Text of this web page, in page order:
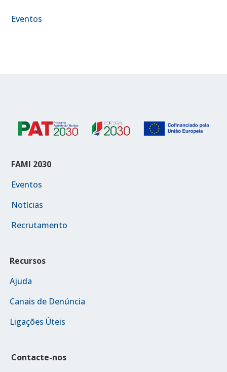
Eventos
FAMI 2030
Eventos
Notícias
Recrutamento
Recursos
Ajuda
Canais de Denúncia
Ligações Úteis
Contacte-nos